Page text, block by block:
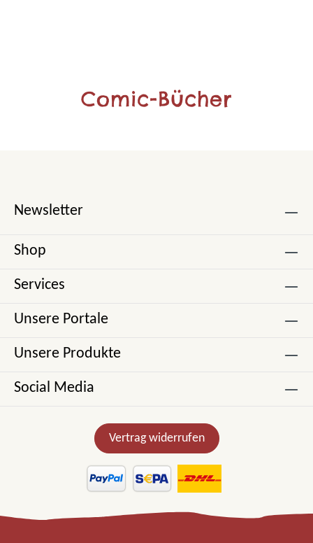
Comic-Bücher
Newsletter
Shop
Services
Unsere Portale
Unsere Produkte
Social Media
Vertrag widerrufen